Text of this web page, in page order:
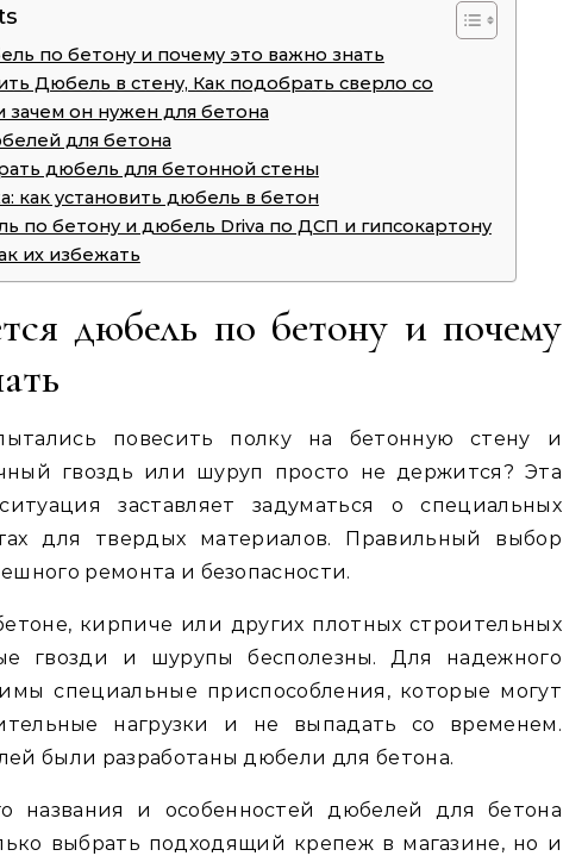
по бетону и почему это важно знать
Дюбель в стену, Как подобрать сверло со
зачем он нужен для бетона
для бетона
дюбель для бетонной стены
как установить дюбель в бетон
по бетону и дюбель Driva по ДСП и гипсокартону
их избежать
дюбель по бетону и почему
повесить полку на бетонную стену и
гвоздь или шуруп просто не держится? Эта
заставляет задуматься о специальных
для твердых материалов. Правильный выбор
ремонта и безопасности.
кирпиче или других плотных строительных
гвозди и шурупы бесполезны. Для надежного
специальные приспособления, которые могут
нагрузки и не выпадать со временем.
были разработаны дюбели для бетона.
названия и особенностей дюбелей для бетона
выбрать подходящий крепеж в магазине, но и